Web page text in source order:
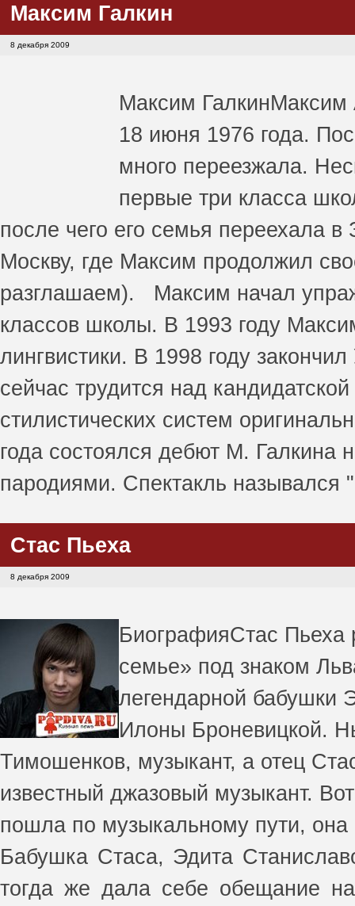
Максим Галкин
8 декабря 2009
Максим ГалкинМаксим
18 июня 1976 года.
много переезжала.
первые три класса
после чего его семья переехала
Москву, где Максим продолжил
разглашаем). Максим начал
классов школы. В 1993 году
лингвистики. В 1998 году
сейчас трудится над
стилистических систем
года состоялся дебют М. Галкина
пародиями. Спектакль
Стас Пьеха
8 декабря 2009
БиографияСтас Пьеха
семье» под знаком
легендарной бабушки
Илоны Броневицкой.
Тимошенков, музыкант, а отец
известный джазовый музыкант.
пошла по музыкальному пути,
Бабушка Стаса, Эдита
тогда же дала себе обещание